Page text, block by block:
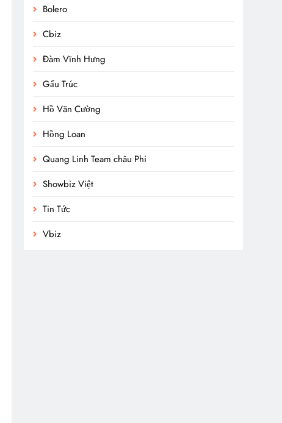
Bolero
Cbiz
Đàm Vĩnh Hưng
Gấu Trúc
Hồ Văn Cường
Hồng Loan
Quang Linh Team châu Phi
Showbiz Việt
Tin Tức
Vbiz